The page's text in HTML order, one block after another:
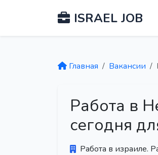
ISRAEL JOB
Главная Вакансии
Работа в
сегодня
Работа в израиле.